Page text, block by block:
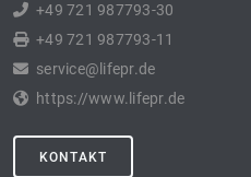
+49 721 987793-30
+49 721 987793-11
service@lifepr.de
https://www.lifepr.de
KONTAKT